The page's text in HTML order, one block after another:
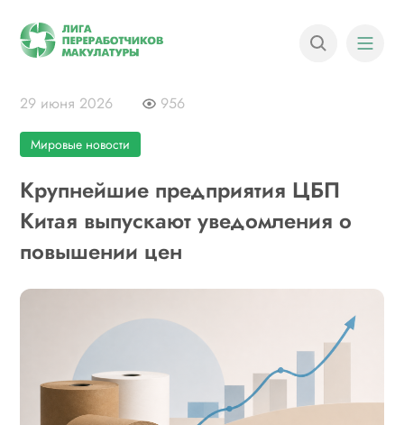
29 июня 2026 956
Мировые новости
Крупнейшие предприятия ЦБП
Китая выпускают уведомления о
повышении цен